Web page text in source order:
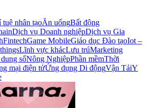
nhân tạoĂn uốngBất động
Dịch vụ Doanh nghiệpDịch vụ Gia
FintechGame MobileGiáo dục Đào tạoIot –
Lĩnh vực khácLưu trúMarketing
sốNông NghiệpPhần mềmThời
mại điện tửỨng dụng Di độngVận TảiY